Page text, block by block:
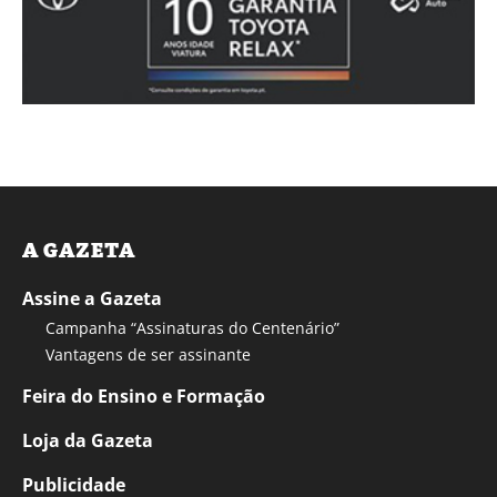
A GAZETA
Assine a Gazeta
Campanha “Assinaturas do Centenário”
Vantagens de ser assinante
Feira do Ensino e Formação
Loja da Gazeta
Publicidade